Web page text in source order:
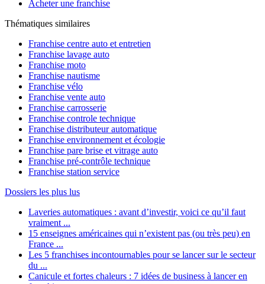
Acheter une franchise
Thématiques similaires
Franchise centre auto et entretien
Franchise lavage auto
Franchise moto
Franchise nautisme
Franchise vélo
Franchise vente auto
Franchise carrosserie
Franchise controle technique
Franchise distributeur automatique
Franchise environnement et écologie
Franchise pare brise et vitrage auto
Franchise pré-contrôle technique
Franchise station service
Dossiers les plus lus
Laveries automatiques : avant d’investir, voici ce qu’il faut
vraiment ...
15 enseignes américaines qui n’existent pas (ou très peu) en
France ...
Les 5 franchises incontournables pour se lancer sur le secteur
du ...
Canicule et fortes chaleurs : 7 idées de business à lancer en